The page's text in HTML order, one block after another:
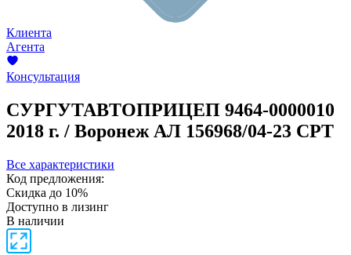
Клиента
Агента
Консультация
СУРГУТАВТОПРИЦЕП 9464-0000010
2018 г. / Воронеж АЛ 156968/04-23 СРТ
Все характеристики
Код предложения:
Скидка до 10%
Доступно в лизинг
В наличии